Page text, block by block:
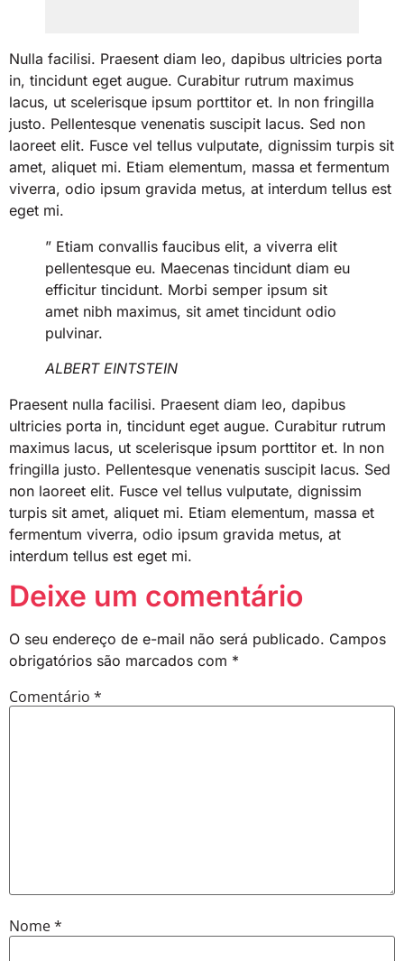
Nulla facilisi. Praesent diam leo, dapibus ultricies porta
in, tincidunt eget augue. Curabitur rutrum maximus
lacus, ut scelerisque ipsum porttitor et. In non fringilla
justo. Pellentesque venenatis suscipit lacus. Sed non
laoreet elit. Fusce vel tellus vulputate, dignissim turpis sit
amet, aliquet mi. Etiam elementum, massa et fermentum
viverra, odio ipsum gravida metus, at interdum tellus est
eget mi.
” Etiam convallis faucibus elit, a viverra elit
pellentesque eu. Maecenas tincidunt diam eu
efficitur tincidunt. Morbi semper ipsum sit
amet nibh maximus, sit amet tincidunt odio
pulvinar.
ALBERT EINTSTEIN
Praesent nulla facilisi. Praesent diam leo, dapibus
ultricies porta in, tincidunt eget augue. Curabitur rutrum
maximus lacus, ut scelerisque ipsum porttitor et. In non
fringilla justo. Pellentesque venenatis suscipit lacus. Sed
non laoreet elit. Fusce vel tellus vulputate, dignissim
turpis sit amet, aliquet mi. Etiam elementum, massa et
fermentum viverra, odio ipsum gravida metus, at
interdum tellus est eget mi.
Deixe um comentário
O seu endereço de e-mail não será publicado. Campos
obrigatórios são marcados com *
Comentário *
Nome*